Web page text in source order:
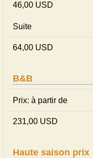
46,00 USD
Suite
64,00 USD
B&B
Prix: à partir de
231,00 USD
Haute saison prix